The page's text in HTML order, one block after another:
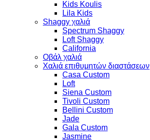
Kids Koulis
Lila Kids
Shaggy χαλιά
Spectrum Shaggy
Loft Shaggy
California
Οβάλ χαλιά
Χαλιά επιθυμητών διαστάσεων
Casa Custom
Loft
Siena Custom
Tivoli Custom
Bellini Custom
Jade
Gala Custom
Jasmine